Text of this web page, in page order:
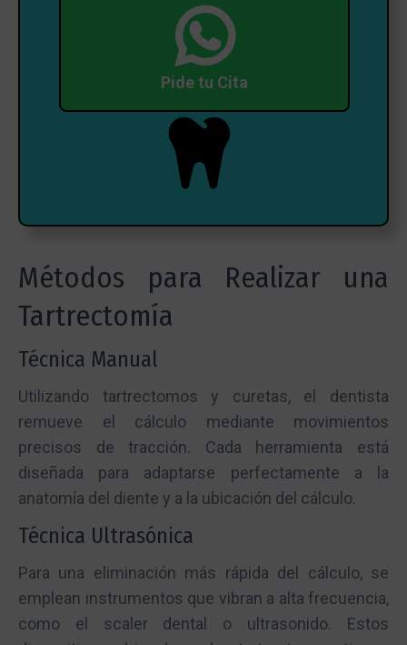
Pide tu Cita
Métodos para Realizar una
Tartrectomía
Técnica Manual
Utilizando tartrectomos y curetas, el dentista
remueve el cálculo mediante movimientos
precisos de tracción. Cada herramienta está
diseñada para adaptarse perfectamente a la
anatomía del diente y a la ubicación del cálculo.
Técnica Ultrasónica
Para una eliminación más rápida del cálculo, se
emplean instrumentos que vibran a alta frecuencia,
como el scaler dental o ultrasonido. Estos